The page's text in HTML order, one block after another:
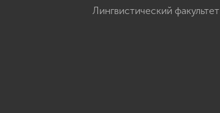
Лингвистический факультет